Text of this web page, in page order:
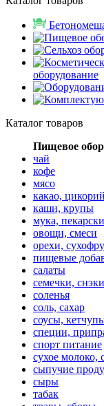
оборудование
Каталог товаров
Пищевое
чай
кофе
мясо
какао, цикорий
каши, крупы
мука,
овощи, смеси
орехи,
пищевые
салаты
семечки, снэки
соленья
соль, сахар
соусы,
специи,
спорт питание
сухое молоко,
сыпучие
сыры
табак